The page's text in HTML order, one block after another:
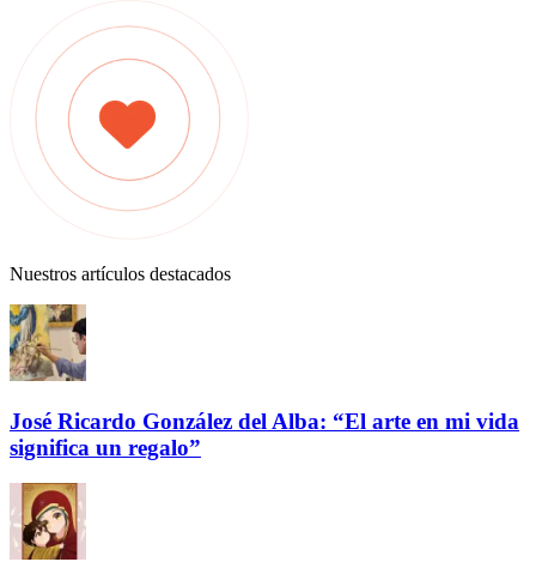
Nuestros artículos destacados
José Ricardo González del Alba: “El arte en mi vida
significa un regalo”